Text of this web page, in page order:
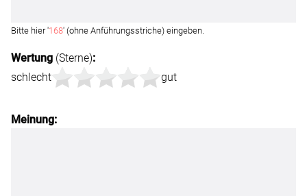
Bitte hier '168' (ohne Anführungsstriche) eingeben.
Wertung (Sterne):
schlecht
gut
Meinung: